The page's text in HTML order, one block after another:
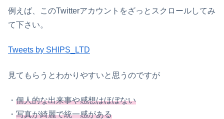
例えば、このTwitterアカウントをざっとスクロールしてみ
て下さい。
Tweets by SHIPS_LTD
見てもらうとわかりやすいと思うのですが
・ 個人的な出来事や感想はほぼない
・ 写真が綺麗で統一感がある